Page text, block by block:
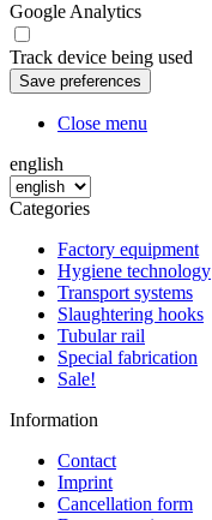
Google Analytics
Track device being used
Close menu
english
Categories
Factory equipment
Hygiene technology
Transport systems
Slaughtering hooks
Tubular rail
Special fabrication
Sale!
Information
Contact
Imprint
Cancellation form